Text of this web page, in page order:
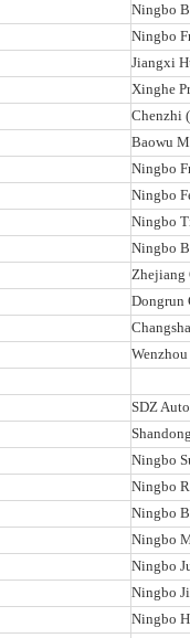
Ningbo
Ningbo
Jiangxi
Xinghe
Chenzhi
Baowu
Ningbo
Ningbo
Ningbo
Ningbo
Zhejiang
Dongrun
SDZ
Ningbo
Ningbo
Ningbo
Ningbo
Ningbo
Ningbo
Ningbo